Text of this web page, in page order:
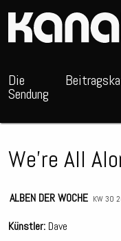
Die
Sendung
We’re All
ALBEN DER WOCHE KW 30
Künstler: Dave